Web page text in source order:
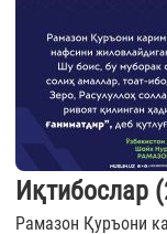
Иқтибослар
Рамазон Қуръони